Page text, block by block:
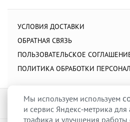
УСЛОВИЯ ДОСТАВКИ
ОБРАТНАЯ СВЯЗЬ
ПОЛЬЗОВАТЕЛЬСКОЕ
ПОЛИТИКА ОБРАБОТКИ
Мы используем используем
и сервис Яндекс-метрика для
трафика и улучшения работы